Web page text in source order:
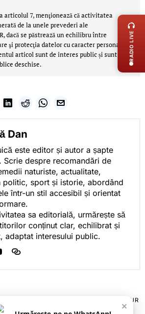
articolul 7, menţionează că activitatea
de la unele prevederi ale
dacă se păstrează un echilibru între
şi protecţia datelor cu caracter personal.
articol sunt de interes public și sunt
deschise.
Dan
este editor și autor a șapte
Scrie despre recomandări de
naturiste, actualitate,
politic, sport și istorie, abordând
într-un stil accesibil și orientat
sa editorială, urmărește să
conținut clar, echilibrat și
adaptat interesului public.
POLITICA DE ANULARE & RETUR
& TIPĂRITĂ
CONTACT
×
RADIO LIVE